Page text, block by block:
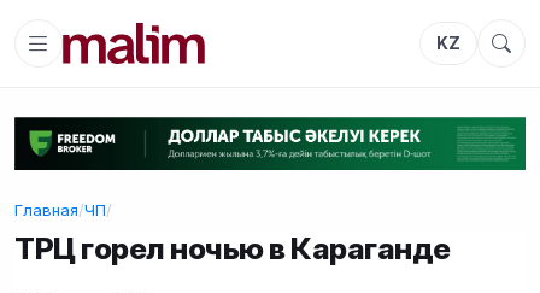
KZ
Главная/ЧП/
ТРЦ горел ночью в Караганде